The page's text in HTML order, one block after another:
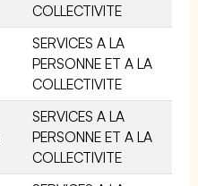
COLLECTIVITE
SERVICES A LA
PERSONNE ET A LA
COLLECTIVITE
SERVICES A LA
PERSONNE ET A LA
COLLECTIVITE